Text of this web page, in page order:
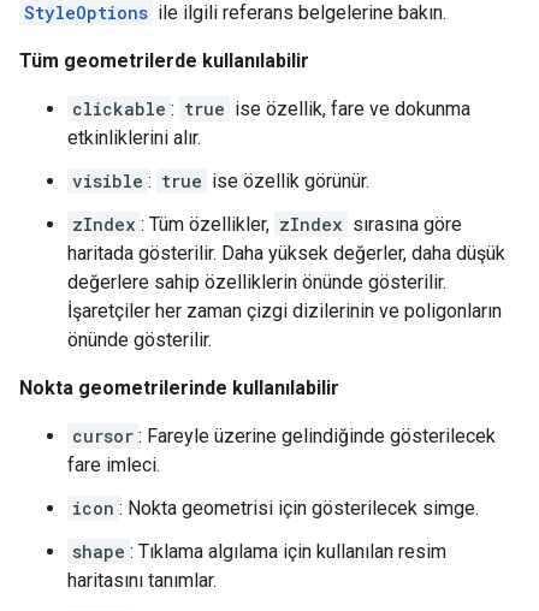
StyleOptions ile ilgili referans belgelerine bakın.
Tüm geometrilerde kullanılabilir
clickable : true ise özellik, fare ve dokunma
etkinliklerini alır.
visible : true ise özellik görünür.
zIndex : Tüm özellikler, zIndex sırasına göre
haritada gösterilir. Daha yüksek değerler, daha düşük
değerlere sahip özelliklerin önünde gösterilir.
İşaretçiler her zaman çizgi dizilerinin ve poligonların
önünde gösterilir.
Nokta geometrilerinde kullanılabilir
cursor : Fareyle üzerine gelindiğinde gösterilecek
fare imleci.
icon : Nokta geometrisi için gösterilecek simge.
shape : Tıklama algılama için kullanılan resim
haritasını tanımlar.